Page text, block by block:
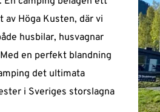
på elstolpen, gå sedan och betala
ditt namn stå på en vit skylt
och ingår i vistelsen. Den går inte
Höga Kusten, där vi
husbilar, husvagnar
en perfekt blandning
i Sveriges storslagna